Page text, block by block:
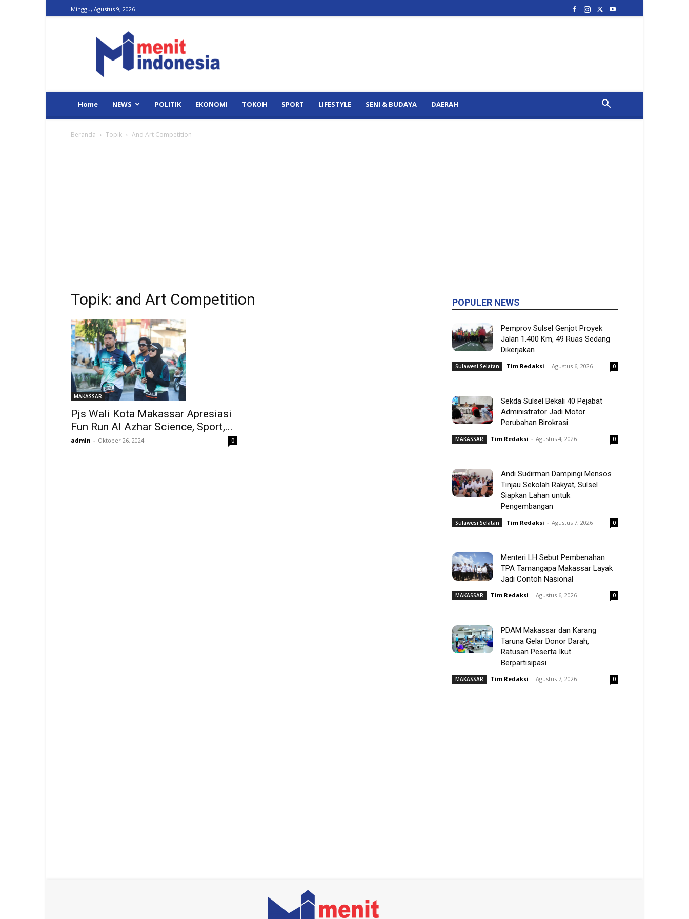
Minggu, Agustus 9, 2026
Indonesia
Home NEWS POLITIK EKONOMI TOKOH SPORT LIFESTYLE SENI & BUDAYA DAERAH
Beranda Topik And Art Competition
Topik: and Art Competition
MAKASSAR
Pjs Wali Kota Makassar Apresiasi
Fun Run Al Azhar Science, Sport,...
admin - Oktober 26, 2024 0
POPULER NEWS
Pemprov Sulsel Genjot Proyek
Jalan 1.400 Km, 49 Ruas Sedang
Dikerjakan
Sulawesi Selatan Tim Redaksi - Agustus 6, 2026 0
Sekda Sulsel Bekali 40 Pejabat
Administrator Jadi Motor
Perubahan Birokrasi
MAKASSAR Tim Redaksi - Agustus 4, 2026 0
Andi Sudirman Dampingi Mensos
Tinjau Sekolah Rakyat, Sulsel
Siapkan Lahan untuk
Pengembangan
Sulawesi Selatan Tim Redaksi - Agustus 7, 2026 0
Menteri LH Sebut Pembenahan
TPA Tamangapa Makassar Layak
Jadi Contoh Nasional
MAKASSAR Tim Redaksi - Agustus 6, 2026 0
PDAM Makassar dan Karang
Taruna Gelar Donor Darah,
Ratusan Peserta Ikut
Berpartisipasi
MAKASSAR Tim Redaksi - Agustus 7, 2026 0